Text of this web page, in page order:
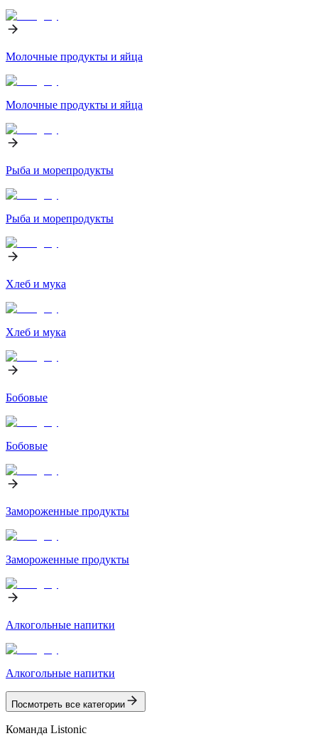
Молочные продукты и яйца
Молочные продукты и яйца
Рыба и морепродукты
Рыба и морепродукты
Хлеб и мука
Хлеб и мука
Бобовые
Бобовые
Замороженные продукты
Замороженные продукты
Алкогольные напитки
Алкогольные напитки
Посмотреть все категории
Команда Listonic